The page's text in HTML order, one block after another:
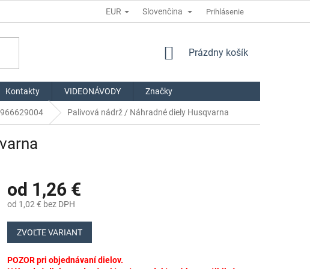
EUR Slovenčina Prihlásenie
NÁKUPNÝ
Prázdny košík
Kontakty VIDEONÁVODY Značky
Palivová nádrž / Náhradné diely Husqvarna
od 1,26 €
od 1,02 € bez DPH
Jednotková
cena:
ZVOĽTE VARIANT
POZOR pri objednávaní dielov.